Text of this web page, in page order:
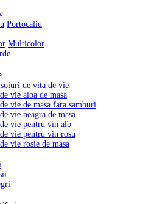
Portocaliu
Multicolor
de vita de vie
vie alba de masa
vie de masa fara samburi
vie neagra de masa
vie pentru vin alb
vie pentru vin rosu
vie rosie de masa